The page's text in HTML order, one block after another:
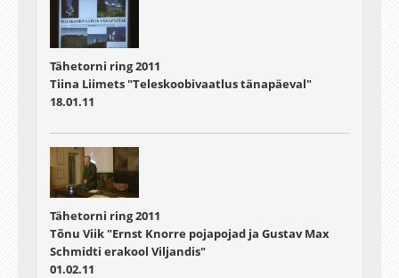
Tähetorni ring 2011
Tiina Liimets "Teleskoobivaatlus tänapäeval"
18.01.11
Tähetorni ring 2011
Tõnu Viik "Ernst Knorre pojapojad ja Gustav Max
Schmidti erakool Viljandis"
01.02.11